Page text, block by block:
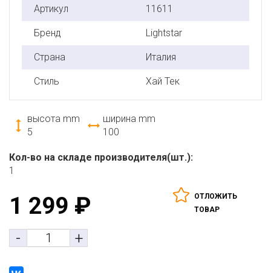
Артикул 11611
Бренд Lightstar
Страна Италия
Стиль Хай Тек
высота mm
5
ширина mm
100
Кол-во на складе производителя(шт.):
1
1 299 ₽
- +
ОТЛОЖИТЬ
ТОВАР